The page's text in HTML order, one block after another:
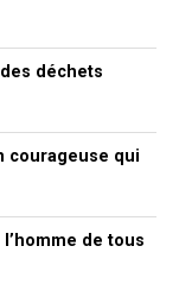
déchets
courageuse qui
de tous